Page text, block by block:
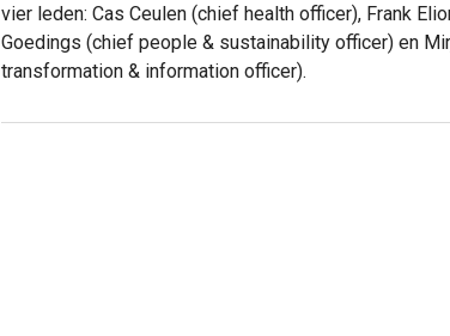
vier leden: Cas Ceulen (chief health officer), Frank
Goedings (chief people & sustainability officer) en
transformation & information officer).